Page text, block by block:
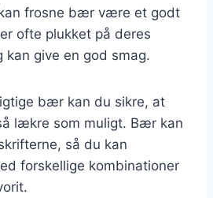
frosne bær være et godt
ofte plukket på deres
kan give en god smag.
bær kan du sikre, at
lækre som muligt. Bær kan
så du kan
forskellige kombinationer